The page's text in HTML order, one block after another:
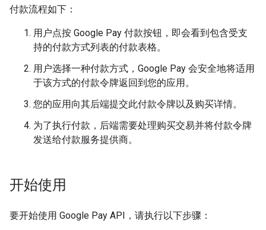
付款流程如下：
用户点按 Google Pay 付款按钮，即会看到包含受支
持的付款方式列表的付款表格。
用户选择一种付款方式，Google Pay 会安全地将适用
于该方式的付款令牌返回到您的应用。
您的应用向其后端提交此付款令牌以及购买详情。
为了执行付款，后端需要处理购买交易并将付款令牌
发送给付款服务提供商。
开始使用
要开始使用 Google Pay API，请执行以下步骤：